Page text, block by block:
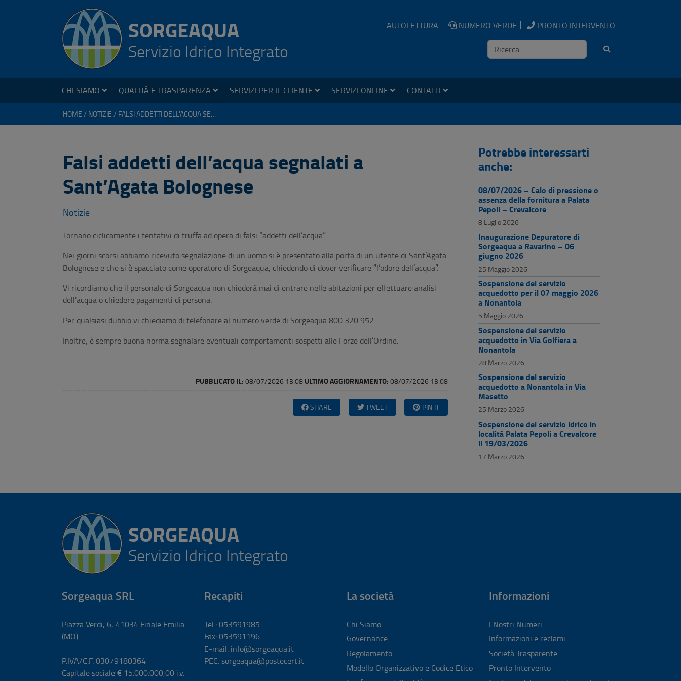
SORGEAQUA
Servizio Idrico Integrato
AUTOLETTURA NUMERO VERDE
PRONTO INTERVENTO
Ricerca
CHI SIAMO QUALITÀ E TRASPARENZA SERVIZI PER IL CLIENTE SERVIZI ONLINE CONTATTI
HOME NOTIZIE
Falsi addetti dell’acqua segnalati a
Sant’Agata Bolognese
Notizie
Tornano ciclicamente i tentativi di truffa ad opera di falsi “addetti dell’acqua”.
Nei giorni scorsi abbiamo ricevuto segnalazione di un uomo si è presentato alla porta di un utente di Sant’Agata
Bolognese e che si è spacciato come operatore di Sorgeaqua, chiedendo di dover verificare “l’odore dell’acqua”.
Vi ricordiamo che il personale di Sorgeaqua non chiederà mai di entrare nelle abitazioni per effettuare analisi
dell’acqua o chiedere pagamenti di persona.
Per qualsiasi dubbio vi chiediamo di telefonare al numero verde di Sorgeaqua 800 320 952.
Inoltre, è sempre buona norma segnalare eventuali comportamenti sospetti alle Forze dell’Ordine.
PUBBLICATO IL: 08/07/2026 13:08 ULTIMO AGGIORNAMENTO: 08/07/2026 13:08
SHARE TWEET PIN IT
Potrebbe interessarti
anche:
08/07/2026 – Calo di pressione o
assenza della fornitura a Palata
Pepoli – Crevalcore
8 Luglio 2026
Inaugurazione Depuratore di
Sorgeaqua a Ravarino – 06
giugno 2026
25 Maggio 2026
Sospensione del servizio
acquedotto per il 07 maggio 2026
a Nonantola
5 Maggio 2026
Sospensione del servizio
acquedotto in Via Golfiera a
Nonantola
28 Marzo 2026
Sospensione del servizio
acquedotto a Nonantola in Via
Masetto
25 Marzo 2026
Sospensione del servizio idrico in
località Palata Pepoli a Crevalcore
il 19/03/2026
17 Marzo 2026
SORGEAQUA
Servizio Idrico Integrato
Sorgeaqua SRL
Piazza Verdi, 6, 41034 Finale Emilia
(MO)
P.IVA/C.F. 03079180364
Capitale sociale € 15.000.000,00 i.v.
Recapiti
Tel.: 053591985
Fax: 053591196
E-mail: info@sorgeaqua.it
PEC: sorgeaqua@postecert.it
La società
Chi Siamo
Governance
Regolamento
Modello Organizzativo e Codice Etico
Informazioni
I Nostri Numeri
Informazioni e reclami
Società Trasparente
Pronto Intervento